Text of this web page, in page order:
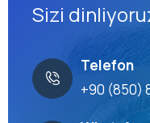
Sizi
Telefon
+90 (850)